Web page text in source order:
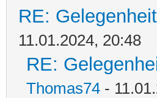
RE:
11.01.2024, 20:48
RE:
Thomas74 -